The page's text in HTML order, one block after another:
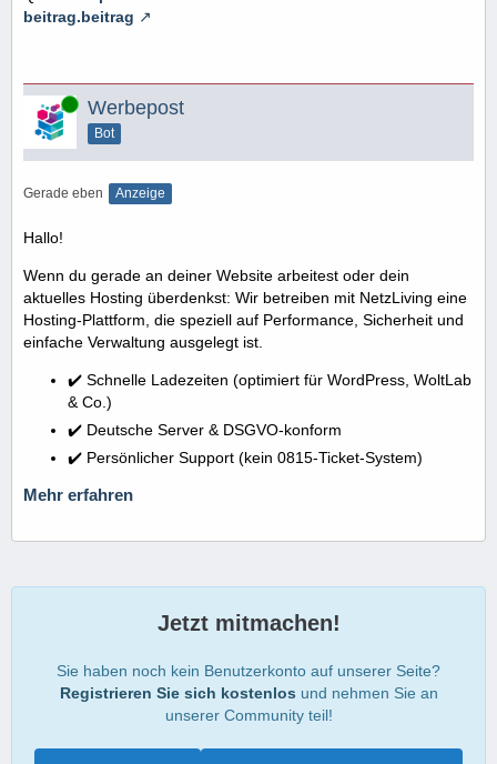
beitrag.beitrag
Online Werbepost
Bot
Gerade eben Anzeige
Hallo!
Wenn du gerade an deiner Website arbeitest oder dein
aktuelles Hosting überdenkst: Wir betreiben mit NetzLiving eine
Hosting-Plattform, die speziell auf Performance, Sicherheit und
einfache Verwaltung ausgelegt ist.
✔️ Schnelle Ladezeiten (optimiert für WordPress, WoltLab
& Co.)
✔️ Deutsche Server & DSGVO-konform
✔️ Persönlicher Support (kein 0815-Ticket-System)
Mehr erfahren
Jetzt mitmachen!
Sie haben noch kein Benutzerkonto auf unserer Seite?
Registrieren Sie sich kostenlos und nehmen Sie an
unserer Community teil!